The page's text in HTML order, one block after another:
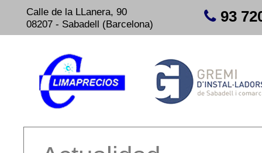
Calle de la LLanera, 90
08207 - Sabadell (Barcelona)
93